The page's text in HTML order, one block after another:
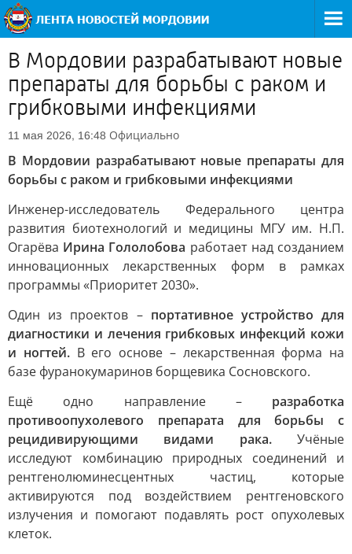
В Мордовии разрабатывают новые
препараты для борьбы с раком и
грибковыми инфекциями
11 мая 2026, 16:48 Официально
В Мордовии разрабатывают новые препараты для
борьбы с раком и грибковыми инфекциями
Инженер-исследователь Федерального центра
развития биотехнологий и медицины МГУ им. Н.П.
Огарёва Ирина Гололобова работает над созданием
инновационных лекарственных форм в рамках
программы «Приоритет 2030».
Один из проектов – портативное устройство для
диагностики и лечения грибковых инфекций кожи
и ногтей.В его основе – лекарственная форма на
базе фуранокумаринов борщевика Сосновского.
Ещё одно направление – разработка
противоопухолевого препарата для борьбы с
рецидивирующими видами рака.Учёные
исследуют комбинацию природных соединений и
рентгенолюминесцентных частиц, которые
активируются под воздействием рентгеновского
излучения и помогают подавлять рост опухолевых
клеток.